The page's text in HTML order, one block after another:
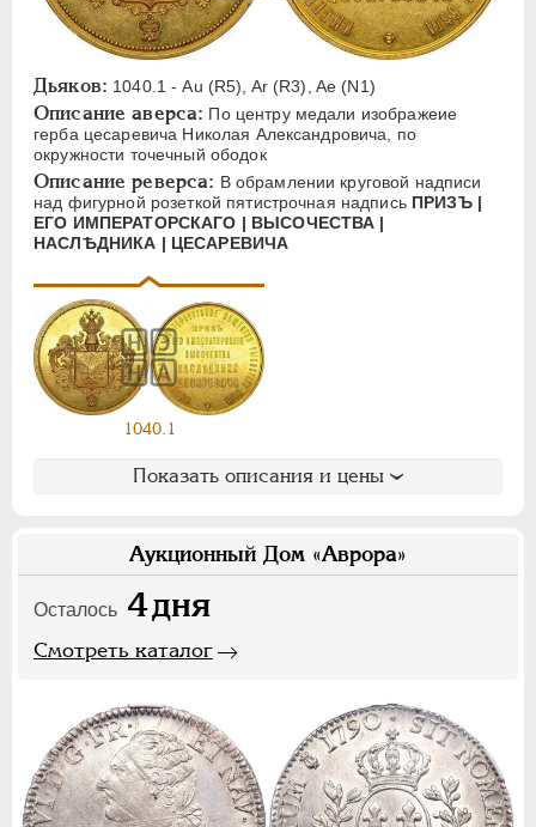
Дьяков: 1040.1 - Au (R5), Ar (R3), Ae (N1)
Описание аверса: По центру медали изображеие
герба цесаревича Николая Александровича, по
окружности точечный ободок
Описание реверса: В обрамлении круговой надписи
над фигурной розеткой пятистрочная надпись ПРИЗЪ |
ЕГО ИМПЕРАТОРСКАГО | ВЫСОЧЕСТВА |
НАСЛѢДНИКА | ЦЕСАРЕВИЧА
1040.1
Показать описания и цены
Аукционный Дом «Аврора»
Осталось 4дня
Смотреть каталог
Латинская надпись
A C E F H I J
R S T V W X Z
Русская надпись
А Б В Г Д Е З И
Л
М Н О П Р
Ф
Х Э
Цифры
2 7
НИКОЛАЙ II